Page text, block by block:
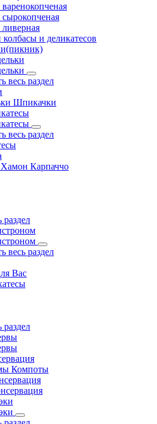
сырокопченая
ливерная
колбасы и деликатесов
весь раздел
Шпикачки
весь раздел
Карпаччо
раздел
весь раздел
Вас
раздел
Компоты